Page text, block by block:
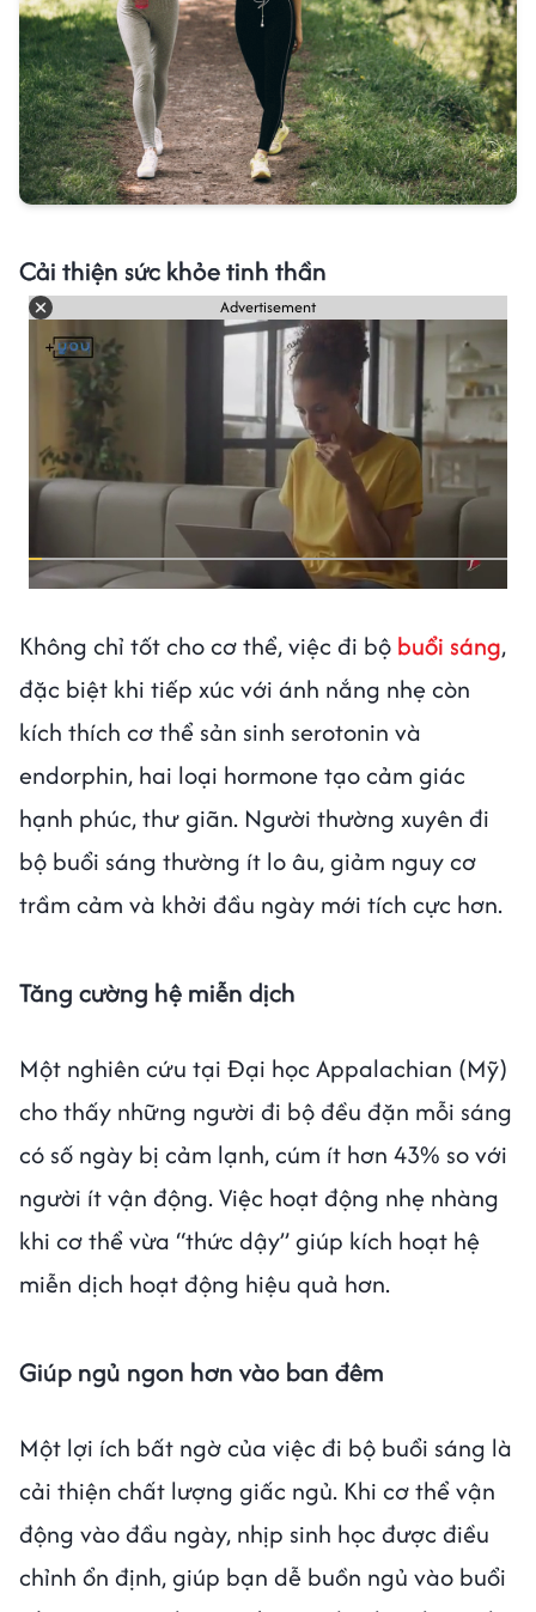
Cải thiện sức khỏe tinh thần
Advertisement
Không chỉ tốt cho cơ thể, việc đi bộ buổi sáng,
đặc biệt khi tiếp xúc với ánh nắng nhẹ còn
kích thích cơ thể sản sinh serotonin và
endorphin, hai loại hormone tạo cảm giác
hạnh phúc, thư giãn. Người thường xuyên đi
bộ buổi sáng thường ít lo âu, giảm nguy cơ
trầm cảm và khởi đầu ngày mới tích cực hơn.
Tăng cường hệ miễn dịch
Một nghiên cứu tại Đại học Appalachian (Mỹ)
cho thấy những người đi bộ đều đặn mỗi sáng
có số ngày bị cảm lạnh, cúm ít hơn 43% so với
người ít vận động. Việc hoạt động nhẹ nhàng
khi cơ thể vừa “thức dậy” giúp kích hoạt hệ
miễn dịch hoạt động hiệu quả hơn.
Giúp ngủ ngon hơn vào ban đêm
Một lợi ích bất ngờ của việc đi bộ buổi sáng là
cải thiện chất lượng giấc ngủ. Khi cơ thể vận
động vào đầu ngày, nhịp sinh học được điều
chỉnh ổn định, giúp bạn dễ buồn ngủ vào buổi